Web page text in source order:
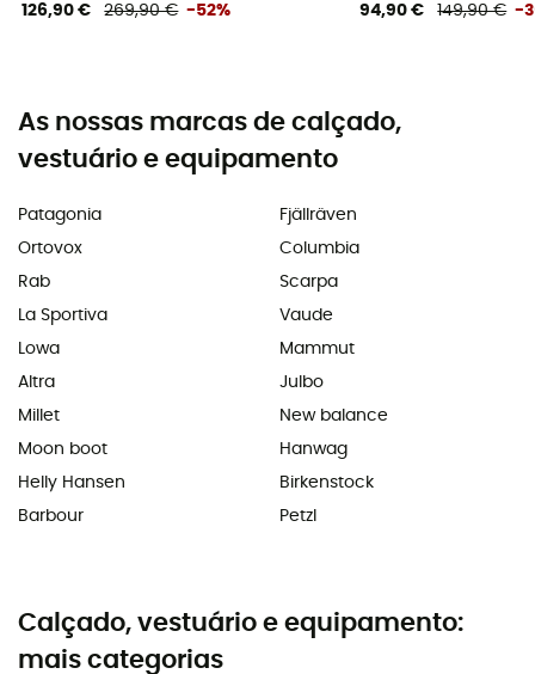
126,90 € 269,90 € -52% 94,90 € 149,90 € -
As nossas marcas de calçado,
vestuário e equipamento
Patagonia
Ortovox
Rab
La Sportiva
Lowa
Altra
Millet
Moon boot
Helly Hansen
Barbour
Fjällräven
Columbia
Scarpa
Vaude
Mammut
Julbo
New balance
Hanwag
Birkenstock
Petzl
Calçado, vestuário e equipamento:
mais categorias